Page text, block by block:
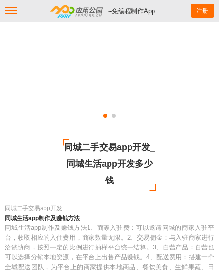
--免编程制作App 注册
同城二手交易app开发_
同城生活app开发多少
钱
同城二手交易app开发
同城生活app制作及赚钱方法
同城生活app制作及赚钱方法1、商家入驻费：可以邀请同城的商家入驻平
台，收取相应的入住费用，商家数量无限。2、交易佣金：与入驻商家进行
洽谈协商，按照一定的比例进行抽样平台统一结算。3、自营产品：自营也
可以选择分销本地资源，在平台上出售产品赚钱。4、配送费用：搭建一个
全城配送团队，为平台上的商家提供本地商品、餐饮美食、生鲜果蔬、日